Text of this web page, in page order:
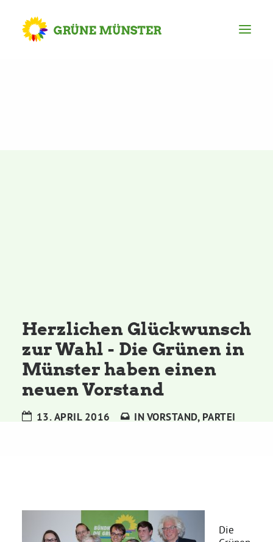
Grünes Zentrum
Personen
Sylvia Rietenberg, MdB
Robin Korte, MdL
Herzlichen Glückwunsch
zur Wahl - Die Grünen in
Münster haben einen
neuen Vorstand
13. APRIL 2016 INVORSTAND, PARTEI
Die